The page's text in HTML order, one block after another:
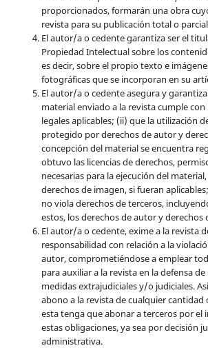
proporcionados, formarán una obra
revista para su publicación total o
El autor/a o cedente garantiza ser el
Propiedad Intelectual sobre los
es decir, sobre el propio texto e
fotográficas que se incorporan en su
El autor/a o cedente asegura y
material enviado a la revista cumple con
legales aplicables; (ii) que la utilización
protegido por derechos de autor y
concepción del material se encuentra
obtuvo las licencias de derechos,
necesarias para la ejecución del
derechos de imagen, si fueran
no viola derechos de terceros,
estos, los derechos de autor y derechos
El autor/a o cedente, exime a la revista
responsabilidad con relación a la
autor, comprometiéndose a emplear
para auxiliar a la revista en la defensa
medidas extrajudiciales y/o judiciales.
abono a la revista de cualquier
esta tenga que abonar a terceros por el
estas obligaciones, ya sea por decisión
administrativa.